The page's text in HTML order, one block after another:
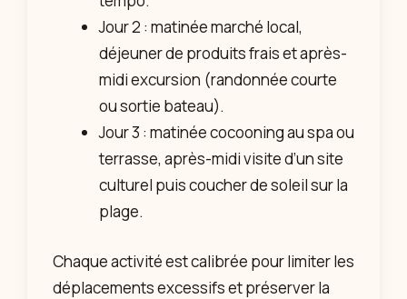
Jour 2 : matinée marché local,
déjeuner de produits frais et après-
midi excursion (randonnée courte
ou sortie bateau).
Jour 3 : matinée cocooning au spa ou
terrasse, après-midi visite d’un site
culturel puis coucher de soleil sur la
plage.
Chaque activité est calibrée pour limiter les
déplacements excessifs et préserver la